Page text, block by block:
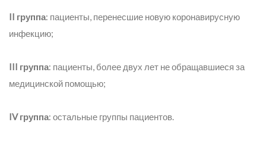
II группа: пациенты, перенесшие новую коронавирусную
инфекцию;
III группа: пациенты, более двух лет не обращавшиеся за
медицинской помощью;
IV группа: остальные группы пациентов.